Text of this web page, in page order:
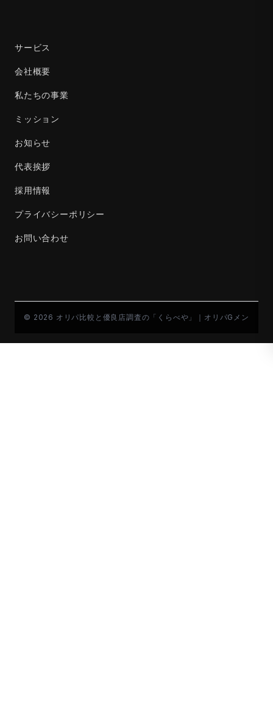
サービス
会社概要
私たちの事業
ミッション
お知らせ
代表挨拶
採用情報
プライバシーポリシー
お問い合わせ
© 2026 オリパ比較と優良店調査の「くらべや」｜オリパGメン